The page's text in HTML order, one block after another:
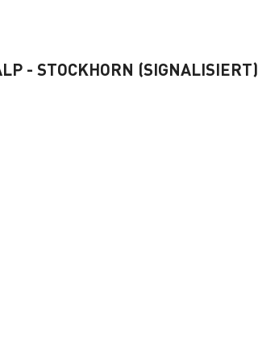
- STOCKHORN (SIGNALISIERT)